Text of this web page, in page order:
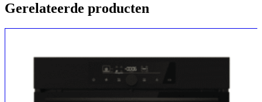
Gerelateerde producten